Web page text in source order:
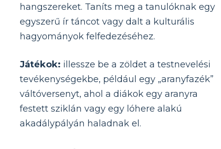
hangszereket. Taníts meg a tanulóknak egy
egyszerű ír táncot vagy dalt a kulturális
hagyományok felfedezéséhez.
Játékok: illessze be a zöldet a testnevelési
tevékenységekbe, például egy „aranyfazék”
váltóversenyt, ahol a diákok egy aranyra
festett sziklán vagy egy lóhere alakú
akadálypályán haladnak el.